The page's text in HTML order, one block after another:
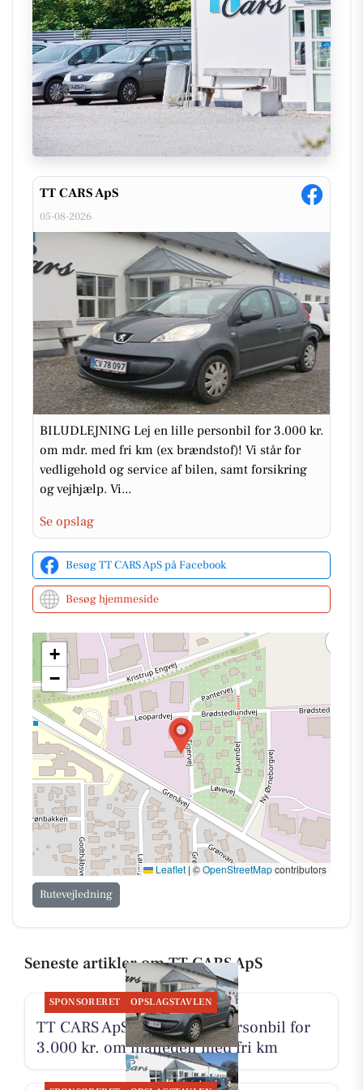
en perfekt løsning for dem, der har brug for
fleksibilitet i deres transportbehov.
Hvis din carport mangler lidt spænding, kan du
overveje en ny bil som den charmerende Fiat 500.
For mere information kan du besøge deres
hjemmeside eller kontakte dem direkte på Tigervej
7, 8960 Randers SØ, telefon 20533099, eller e-mail
TT CARS ApS
05-08-2026
BILUDLEJNING Lej en lille personbil for 3.000 kr.
om mdr. med fri km (ex brændstof)! Vi står for
vedligehold og service af bilen, samt forsikring
og vejhjælp. Vi...
Se opslag
Besøg TT CARS ApS på Facebook
Besøg hjemmeside
+
−
Leaflet | ©OpenStreetMapcontributors
Rutevejledning
Seneste artikler om TT CARS ApS
SPONSORERET OPSLAGSTAVLEN
TT CARS ApS udlejer lille personbil for
3.000 kr. om måneden med fri km